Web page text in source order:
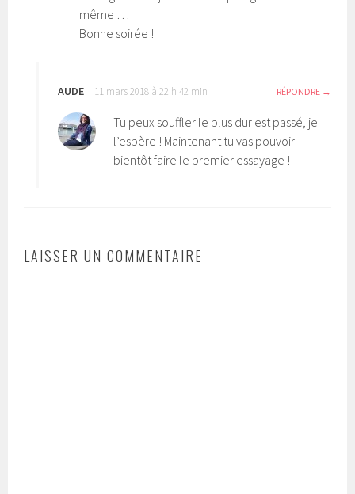
même …
Bonne soirée !
AUDE 11 mars 2018 à 22 h 42 min RÉPONDRE
Tu peux souffler le plus dur est passé, je
l’espère ! Maintenant tu vas pouvoir
bientôt faire le premier essayage !
LAISSER UN COMMENTAIRE